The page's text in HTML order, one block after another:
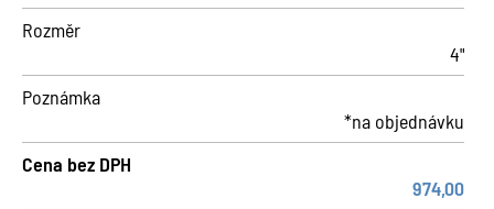
Rozměr
4"
Poznámka
*na objednávku
Cena bez DPH
974,00